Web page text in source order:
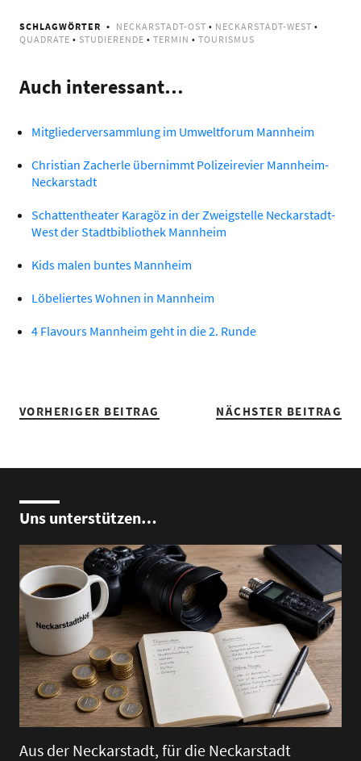
SCHLAGWÖRTER NECKARSTADT-OST • NECKARSTADT-WEST •
QUADRATE • STUDIERENDE • TERMIN • TOURISMUS
Auch interessant…
Mitgliederversammlung im Umweltforum Mannheim
Christian Zacherle übernimmt Polizeirevier Mannheim-
Neckarstadt
Schattentheater Karagöz in der Zweigstelle Neckarstadt-
West der Stadtbibliothek Mannheim
Kids malen buntes Mannheim
Löbeliertes Wohnen in Mannheim
4 Flavours Mannheim geht in die 2. Runde
VORHERIGER BEITRAG NÄCHSTER BEITRAG
Uns unterstützen…
Aus der Neckarstadt, für die Neckarstadt